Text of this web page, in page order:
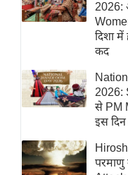
न्यूज ब्रीफ
मनोरंजन
बॉलीवुड
हॉलीवुड
फिल्म
Breaking
News
लाइफस्टाइल
2026:
दिशा में
कद
2026:
से PM
इस दिन
परमाणु